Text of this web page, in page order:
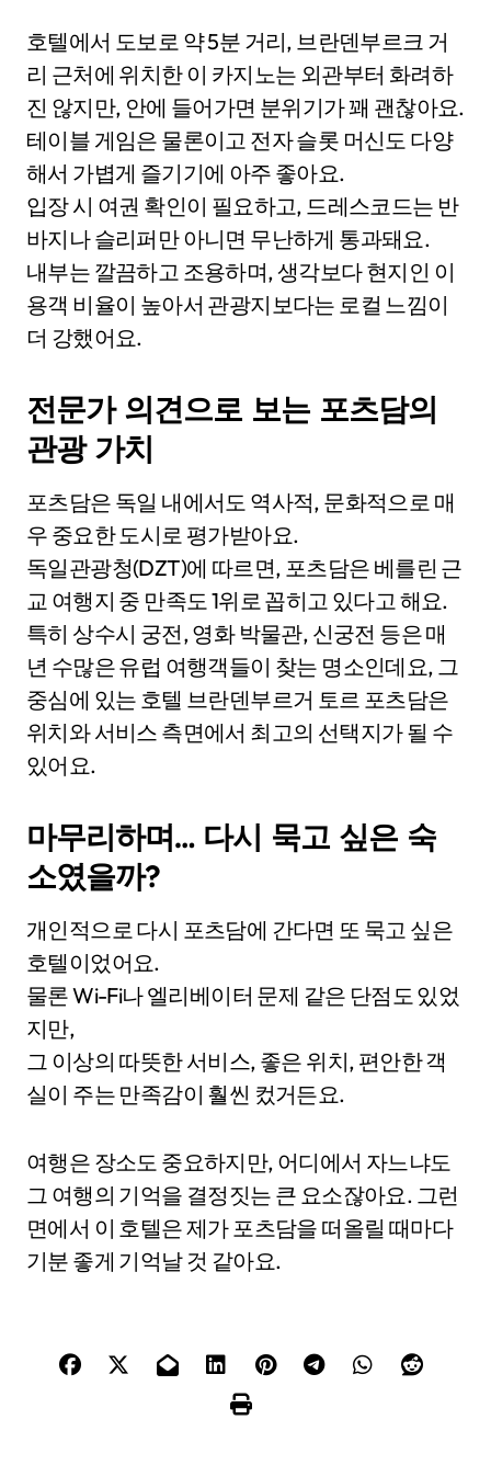
호텔에서 도보로 약 5분 거리, 브란덴부르크 거
리 근처에 위치한 이 카지노는 외관부터 화려하
진 않지만, 안에 들어가면 분위기가 꽤 괜찮아요.
테이블 게임은 물론이고 전자 슬롯 머신도 다양
해서 가볍게 즐기기에 아주 좋아요.
입장 시 여권 확인이 필요하고, 드레스코드는 반
바지나 슬리퍼만 아니면 무난하게 통과돼요.
내부는 깔끔하고 조용하며, 생각보다 현지인 이
용객 비율이 높아서 관광지보다는 로컬 느낌이
더 강했어요.
전문가 의견으로 보는 포츠담의
관광 가치
포츠담은 독일 내에서도 역사적, 문화적으로 매
우 중요한 도시로 평가받아요.
독일관광청(DZT)에 따르면, 포츠담은 베를린 근
교 여행지 중 만족도 1위로 꼽히고 있다고 해요.
특히 상수시 궁전, 영화 박물관, 신궁전 등은 매
년 수많은 유럽 여행객들이 찾는 명소인데요, 그
중심에 있는 호텔 브란덴부르거 토르 포츠담은
위치와 서비스 측면에서 최고의 선택지가 될 수
있어요.
마무리하며… 다시 묵고 싶은 숙
소였을까?
개인적으로 다시 포츠담에 간다면 또 묵고 싶은
호텔이었어요.
물론 Wi-Fi나 엘리베이터 문제 같은 단점도 있었
지만,
그 이상의 따뜻한 서비스, 좋은 위치, 편안한 객
실이 주는 만족감이 훨씬 컸거든요.
여행은 장소도 중요하지만, 어디에서 자느냐도
그 여행의 기억을 결정짓는 큰 요소잖아요. 그런
면에서 이 호텔은 제가 포츠담을 떠올릴 때마다
기분 좋게 기억날 것 같아요.